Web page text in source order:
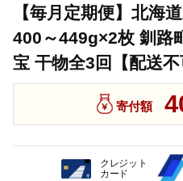
【毎月定期便】北海
400～449g×2枚 釧路
宝 干物全3回【配送不
寄付額
クレジット
カード